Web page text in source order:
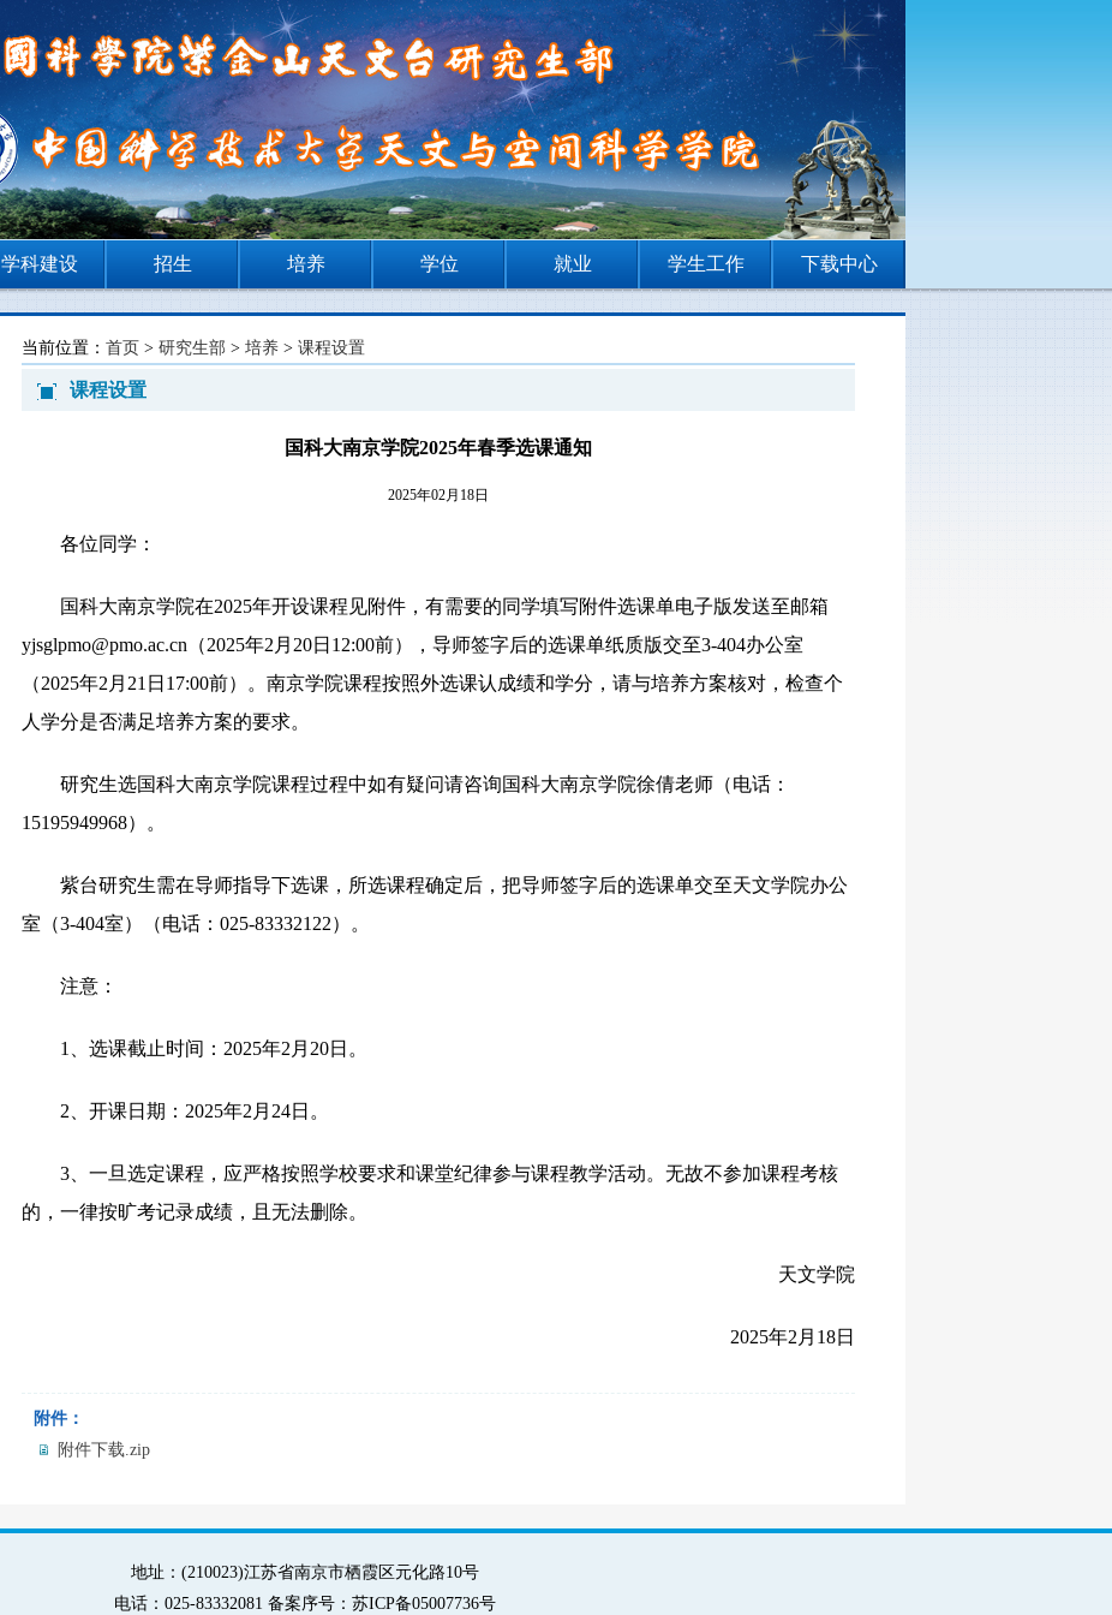
学科建设 招生 培养 学位 就业 学生工作 下载中心
当前位置： 首页 > 研究生部 > 培养 > 课程设置
课程设置
国科大南京学院2025年春季选课通知
2025年02月18日
各位同学：
国科大南京学院在2025年开设课程见附件，有需要的同学填写附件选课单电子版发送至邮箱
yjsglpmo@pmo.ac.cn （2025年2月20日12:00前），导师签字后的选课单纸质版交至3-404办公室
（2025年2月21日17:00前）。南京学院课程按照外选课认成绩和学分，请与培养方案核对，检查个
人学分是否满足培养方案的要求。
研究生选国科大南京学院课程过程中如有疑问请咨询国科大南京学院徐倩老师（电话：
15195949968）。
紫台研究生需在导师指导下选课，所选课程确定后，把导师签字后的选课单交至天文学院办公
室（3-404室）（电话：025-83332122）。
注意：
1、选课截止时间：2025年2月20日。
2、开课日期：2025年2月24日。
3、一旦选定课程，应严格按照学校要求和课堂纪律参与课程教学活动。无故不参加课程考核
的，一律按旷考记录成绩，且无法删除。
天文学院
2025年2月18日
附件：
附件下载.zip
地址：(210023)江苏省南京市栖霞区元化路10号
电话：025-83332081 备案序号：苏ICP备05007736号